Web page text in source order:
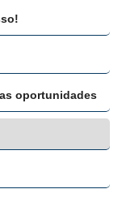
oportunidades